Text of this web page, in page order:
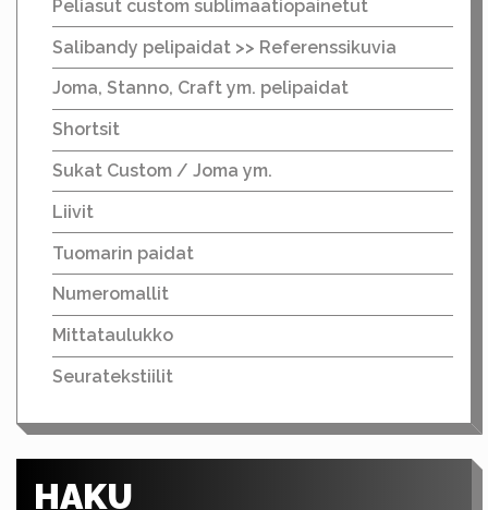
Peliasut custom sublimaatiopainetut
Salibandy pelipaidat >> Referenssikuvia
Joma, Stanno, Craft ym. pelipaidat
Shortsit
Sukat Custom / Joma ym.
Liivit
Tuomarin paidat
Numeromallit
Mittataulukko
Seuratekstiilit
HAKU